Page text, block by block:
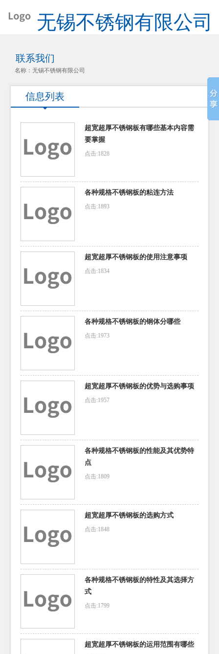
无锡不锈钢有限公司
联系我们
名称：无锡不锈钢有限公司
信息列表
超宽超厚不锈钢板有哪些基本内容需
要掌握
点击:1828
各种规格不锈钢板的粘连方法
点击:1893
超宽超厚不锈钢板的使用注意事项
点击:1834
各种规格不锈钢板的钢体分哪些
点击:1973
超宽超厚不锈钢板的优势与选购事项
点击:1957
各种规格不锈钢板的性能及其优势特
点
点击:1809
超宽超厚不锈钢板的选购方式
点击:1848
各种规格不锈钢板的特性及其选择方
式
点击:1799
超宽超厚不锈钢板的运用范围有哪些